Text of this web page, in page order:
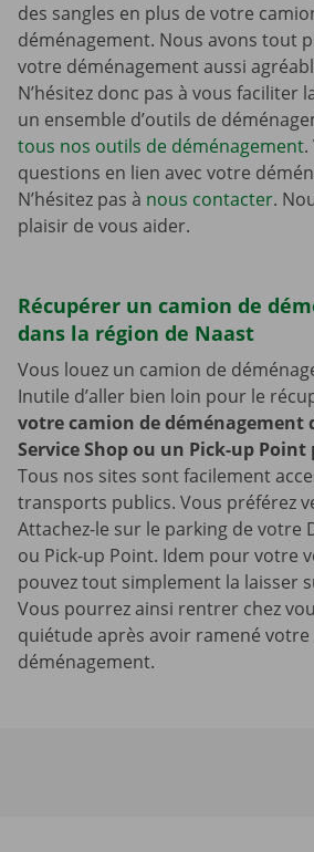
des sangles en plus de votre
déménagement. Nous avons tout
votre déménagement aussi
N’hésitez donc pas à vous faciliter
un ensemble d’outils de
tous nos outils de déménagement.
questions en lien avec votre
N’hésitez pas à nous contacter.
plaisir de vous aider.
Récupérer un camion de
dans la région de Naast
Vous louez un camion de
Inutile d’aller bien loin pour le
votre camion de déménagement
Service Shop ou un Pick-up Point
Tous nos sites sont facilement
transports publics. Vous préférez
Attachez-le sur le parking de votre
ou Pick-up Point. Idem pour votre
pouvez tout simplement la laisser
Vous pourrez ainsi rentrer chez
quiétude après avoir ramené votre
déménagement.